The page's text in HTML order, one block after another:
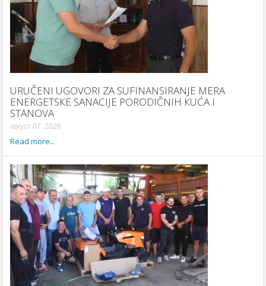
URUČENI UGOVORI ZA SUFINANSIRANJE MERA
ENERGETSКE SANACIJE PORODIČNIH КUĆA I
STANOVA
август 07, 2026
Read more...